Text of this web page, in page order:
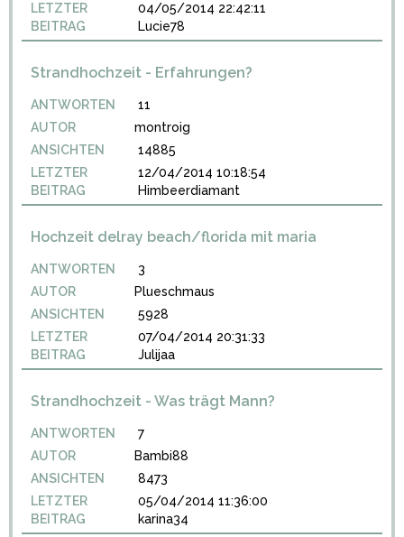
LETZTER
BEITRAG
04/05/2014 22:42:11
Lucie78
Strandhochzeit - Erfahrungen?
ANTWORTEN
11
AUTOR
montroig
ANSICHTEN
14885
LETZTER
BEITRAG
12/04/2014 10:18:54
Himbeerdiamant
Hochzeit delray beach/florida mit maria
ANTWORTEN
3
AUTOR
Plueschmaus
ANSICHTEN
5928
LETZTER
BEITRAG
07/04/2014 20:31:33
Julijaa
Strandhochzeit - Was trägt Mann?
ANTWORTEN
7
AUTOR
Bambi88
ANSICHTEN
8473
LETZTER
BEITRAG
05/04/2014 11:36:00
karina34